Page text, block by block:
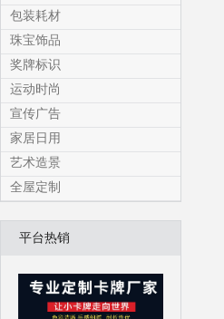
包装耗材
珠宝饰品
奖牌标识
运动时尚
宣传广告
家居日用
艺术造景
全屋定制
平台热销